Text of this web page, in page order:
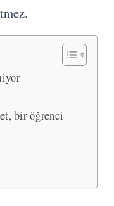
bir öğrenci